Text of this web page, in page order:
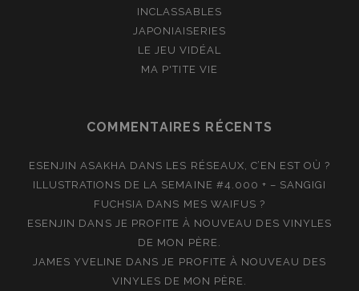
INCLASSABLES
JAPONIAISERIES
LE JEU VIDÉAL
MA P'TITE VIE
COMMENTAIRES RÉCENTS
ESENJIN ASAKHA DANS LES RÉSEAUX, C’EN EST OÙ ?
ILLUSTRATIONS DE LA SEMAINE #4.000 + – SANGIGI
FUCHSIA DANS MES WAIFUS ?
ESENJIN DANS JE PROFITE À NOUVEAU DES VINYLES
DE MON PÈRE.
JAMES YVELINE DANSJE PROFITE À NOUVEAU DES
VINYLES DE MON PÈRE.